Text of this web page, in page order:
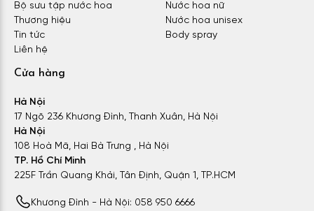
Bộ sưu tập nước hoa
Thương hiệu
Tin tức
Liên hệ
Nước hoa nữ
Nước hoa unisex
Body spray
Cửa hàng
Hà Nội
17 Ngõ 236 Khương Đình, Thanh Xuân, Hà Nội
Hà Nội
108 Hoà Mã, Hai Bà Trưng , Hà Nội
TP. Hồ Chí Minh
225F Trần Quang Khải, Tân Định, Quận 1, TP.HCM
Khương Đình - Hà Nội: 058 950 6666